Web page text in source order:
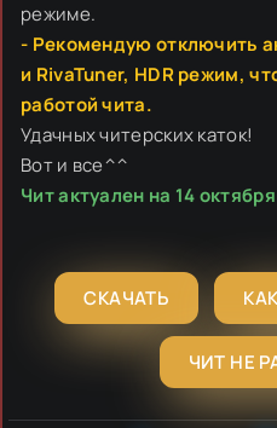
режиме.
- Рекомендую отключить
и RivaTuner, HDR режим,
работой чита.
Удачных читерских каток!
Вот и все^^
Чит актуален на 14
СКАЧАТЬ
ЧИТ НЕ